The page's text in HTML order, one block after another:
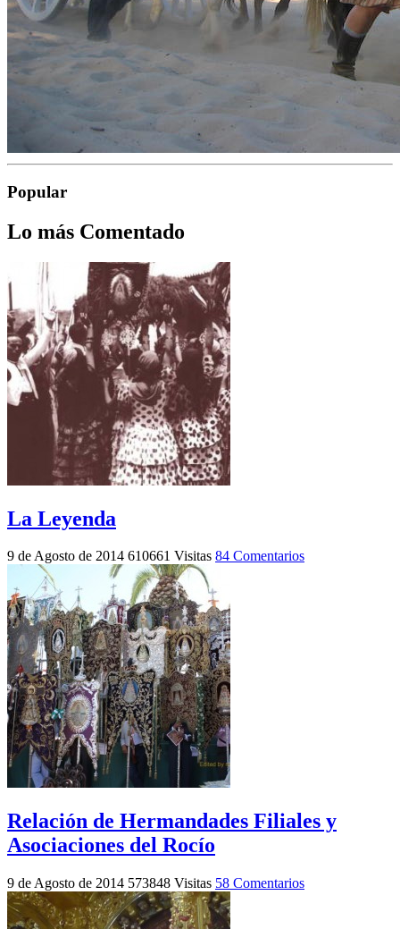
Popular
Lo más Comentado
La Leyenda
9 de Agosto de 2014 610661 Visitas 84 Comentarios
Relación de Hermandades Filiales y
Asociaciones del Rocío
9 de Agosto de 2014 573848 Visitas 58 Comentarios